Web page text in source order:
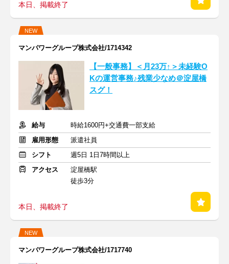
本日、掲載終了
NEW
マンパワーグループ株式会社/1714342
【一般事務】＜月23万↑＞未経験O
Kの運営事務♪残業少なめ＠淀屋橋
スグ！
給与
時給1600円+交通費一部支給
雇用形態
派遣社員
シフト
週5日 1日7時間以上
アクセス
淀屋橋駅
徒歩3分
本日、掲載終了
NEW
マンパワーグループ株式会社/1717740